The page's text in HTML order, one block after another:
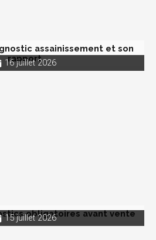
assainissement et son
rapport
16 juillet 2026
obligatoires avant vente
15 juillet 2026